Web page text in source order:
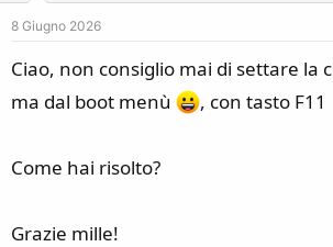
8 Giugno 2026
Ciao, non consiglio mai di settare la
ma dal boot menù
, con tasto F11
Come hai risolto?
Grazie mille!